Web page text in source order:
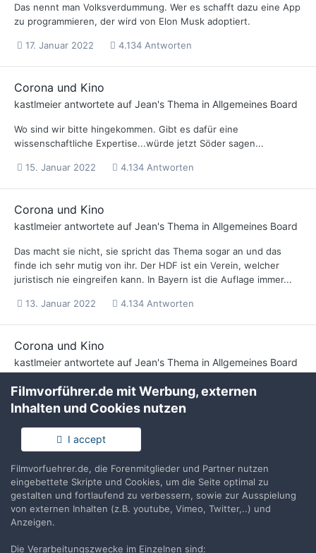
Das nennt man Volksverdummung. Wer es schafft dazu eine App
zu programmieren, der wird von Elon Musk adoptiert.
17. Januar 2022 4.134 Antworten
Corona und Kino
kastlmeier antwortete auf Jean's Thema in Allgemeines Board
Wo sind wir bitte hingekommen. Gibt es dafür eine
wissenschaftliche Expertise...würde jetzt Söder sagen...
15. Januar 2022 4.134 Antworten
Corona und Kino
kastlmeier antwortete auf Jean's Thema in Allgemeines Board
Das macht sie nicht, sie spricht das Thema sogar an und das
finde ich sehr mutig von ihr. Der HDF ist ein Verein, welcher
juristisch nie eingreifen kann. In Bayern ist die Auflage immer...
13. Januar 2022 4.134 Antworten
Corona und Kino
kastlmeier antwortete auf Jean's Thema in Allgemeines Board
Heute wurde für Bayern entschieden die 2G Plus Regel in der
Gastronomie nicht anzuwenden. Dieser Umstand freut mich für
die Gastronomie, da diese auch mit sehr großen...
12. Januar 2022
Corona und Kino
kastlmeierantwortete aufJean's Thema inAllgemeines Board
Es gibt manche Landkreise in denen 2 fach Geimpfte, welche
Filmvorführer.de mit Werbung, externen
Inhalten und Cookies nutzen
I accept
Filmvorfuehrer.de, die Forenmitglieder und Partner nutzen
eingebettete Skripte und Cookies, um die Seite optimal zu
gestalten und fortlaufend zu verbessern, sowie zur Ausspielung
von externen Inhalten (z.B. youtube, Vimeo, Twitter,..) und
Anzeigen.
Die Verarbeitungszwecke im Einzelnen sind: